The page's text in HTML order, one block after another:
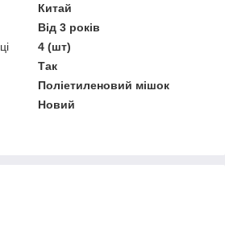
Китай
Від 3 років
4 (шт)
Так
Поліетиленовий мішок
Новий